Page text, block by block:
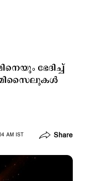
ഭേദിച്ച്
AM IST
Share